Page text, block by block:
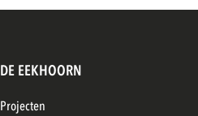
DE EEKHOORN
Projecten